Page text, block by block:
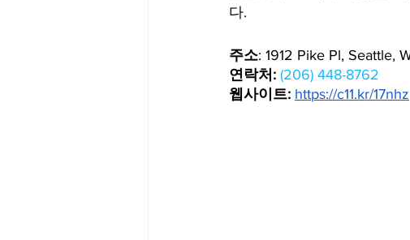
다.
주소: 1912 Pike Pl, Seattle,
연락처: (206) 448-8762
웹사이트: https://c11.kr/17nhz